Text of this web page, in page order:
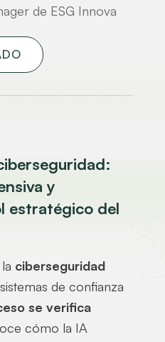
de ESG Innova
y
estratégico del
ciberseguridad
de confianza
se verifica
cómo la IA